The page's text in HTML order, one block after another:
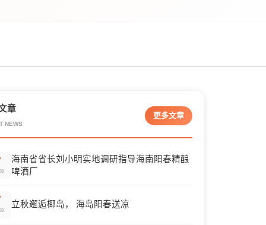
章
NEWS
更多文章
海南省省长刘小明实地调研指导海南阳春精酿
啤酒厂
立秋邂逅椰岛， 海岛阳春送凉